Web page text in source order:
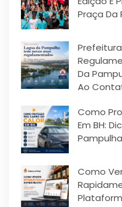
Praça Da
Da
Ao
Como
Em BH:
Pampulha
Como